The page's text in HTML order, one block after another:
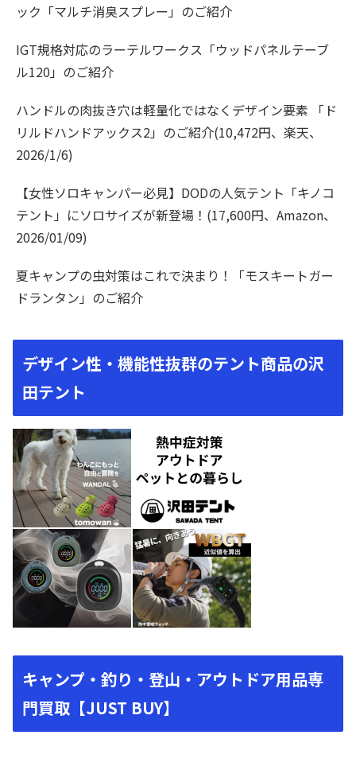
ック「マルチ消臭スプレー」のご紹介
IGT規格対応のラーテルワークス「ウッドパネルテーブ
ル120」のご紹介
ハンドルの肉抜き穴は軽量化ではなくデザイン要素 「ド
リルドハンドアックス2」のご紹介(10,472円、楽天、
2026/1/6)
【女性ソロキャンパー必見】DODの人気テント「キノコ
テント」にソロサイズが新登場！(17,600円、Amazon、
2026/01/09)
夏キャンプの虫対策はこれで決まり！「モスキートガー
ドランタン」のご紹介
デザイン性・機能性抜群のテント商品の沢
田テント
キャンプ・釣り・登山・アウトドア用品専
門買取【JUST BUY】